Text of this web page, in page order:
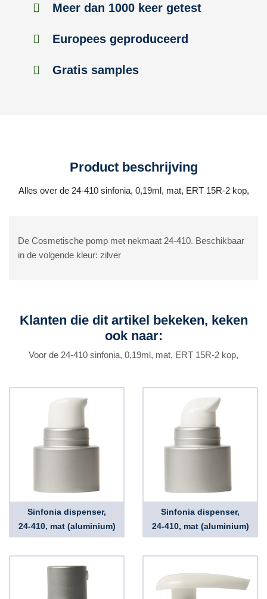
Meer dan 1000 keer getest
Europees geproduceerd
Gratis samples
Product beschrijving
Alles over de 24-410 sinfonia, 0,19ml, mat, ERT 15R-2 kop,
De Cosmetische pomp met nekmaat 24-410. Beschikbaar
in de volgende kleur: zilver
Klanten die dit artikel bekeken, keken
ook naar:
Voor de 24-410 sinfonia, 0,19ml, mat, ERT 15R-2 kop,
Sinfonia dispenser,
24-410, mat (aluminium)
Sinfonia dispenser,
24-410, mat (aluminium)